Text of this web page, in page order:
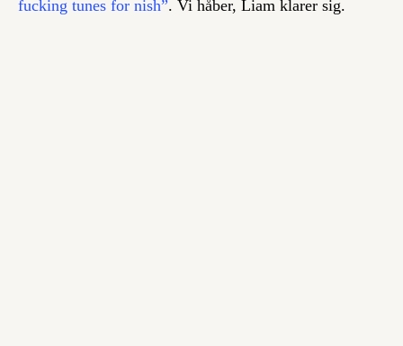
fucking tunes for nish”. Vi håber, Liam klarer sig.